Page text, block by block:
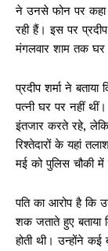
ने उनसे फोन पर कहा
रही हैं। इस पर
मंगलवार शाम तक
प्रदीप शर्मा ने
पत्नी घर पर नहीं
इंतजार करते रहे,
रिश्तेदारों के यहां
मई को पुलिस चौकी में
पति का आरोप है कि
शक जताते हुए बताया
होती थी। उन्होंने